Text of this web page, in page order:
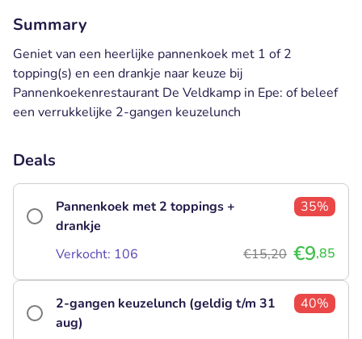
Summary
Geniet van een heerlijke pannenkoek met 1 of 2
topping(s) en een drankje naar keuze bij
Pannenkoekenrestaurant De Veldkamp in Epe: of beleef
een verrukkelijke 2-gangen keuzelunch
Deals
Pannenkoek met 2 toppings +
drankje
35%
Verkocht: 106 €15,20 €9,85
2-gangen keuzelunch (geldig t/m 31
aug)
40%